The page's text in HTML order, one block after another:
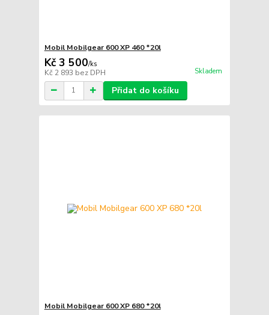
Mobil Mobilgear 600 XP 460 *20l
Kč 3 500/ks
Kč 2 893 bez DPH Skladem
Přidat do košíku
Mobil Mobilgear 600 XP 680 *20l